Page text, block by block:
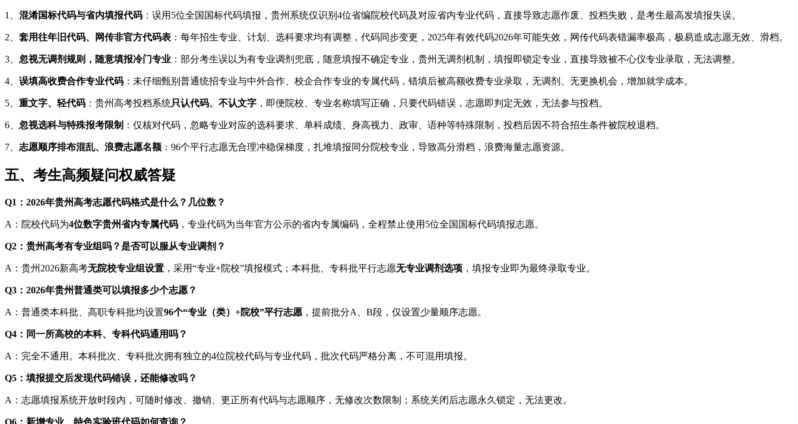
1、 混淆国标代码与省内填报代码 ：误用5位全国国标代码填报，贵州系统仅识别4位省编院校代码及对应省内专业代码，直接导致志愿作废、投档失败，是考生最高发填报失误。
2、 套用往年旧代码、网传非官方代码表 ：每年招生专业、计划、选科要求均有调整，代码同步变更，2025年有效代码2026年可能失效，网传代码表错漏率极高，极易造成志愿无效、滑档。
3、 忽视无调剂规则，随意填报冷门专业 ：部分考生误以为有专业调剂兜底，随意填报不确定专业，贵州无调剂机制，填报即锁定专业，直接导致被不心仪专业录取，无法调整。
4、 误填高收费合作专业代码 ：未仔细甄别普通统招专业与中外合作、校企合作专业的专属代码，错填后被高额收费专业录取，无调剂、无更换机会，增加就学成本。
5、 重文字、轻代码 ：贵州高考投档系统只认代码、不认文字 ，即便院校、专业名称填写正确，只要代码错误，志愿即判定无效，无法参与投档。
6、 忽视选科与特殊报考限制 ：仅核对代码，忽略专业对应的选科要求、单科成绩、身高视力、政审、语种等特殊限制，投档后因不符合招生条件被院校退档。
7、 志愿顺序排布混乱、浪费志愿名额 ：96个平行志愿无合理冲稳保梯度，扎堆填报同分院校专业，导致高分滑档，浪费海量志愿资源。
五、考生高频疑问权威答疑
Q1：2026年贵州高考志愿代码格式是什么？几位数？
A：院校代码为4位数字贵州省内专属代码 ，专业代码为当年官方公示的省内专属编码，全程禁止使用5位全国国标代码填报志愿。
Q2：贵州高考有专业组吗？是否可以服从专业调剂？
A：贵州2026新高考无院校专业组设置 ，采用“专业+院校”填报模式；本科批、专科批平行志愿无专业调剂选项 ，填报专业即为最终录取专业。
Q3：2026年贵州普通类可以填报多少个志愿？
A：普通类本科批、高职专科批均设置96个“专业（类）+院校”平行志愿 ，提前批分A、B段，仅设置少量顺序志愿。
Q4：同一所高校的本科、专科代码通用吗？
A：完全不通用。本科批次、专科批次拥有独立的4位院校代码与专业代码，批次代码严格分离，不可混用填报。
Q5：填报提交后发现代码错误，还能修改吗？
A：志愿填报系统开放时段内，可随时修改、撤销、更正所有代码与志愿顺序，无修改次数限制；系统关闭后志愿永久锁定，无法更改。
Q6：新增专业、特色实验班代码如何查询？